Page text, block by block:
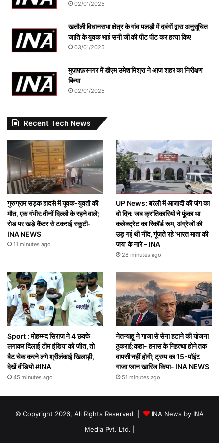
02/01/2025
खतौली विधानसभा क्षेत्र के गांव पलड़ी में दबंगों द्वारा अनुसूचित
जाति के युवक भाई सनी जी की पीट पीट कर हत्या किए
03/01/2025
मुज़फ़्फ़रनगर में डीएम उमेश मिश्रा ने आज शहर का निरीक्षण
किया
02/01/2025
Recent Tech News
गुरुग्राम सड़क हादसे में युवक-युवती की
मौत, एक गंभीर:तीनों दिल्ली के रहने वाले;
रोड पर खड़े कैंटर से टकराई स्कूटी-
INA NEWS
11 minutes ago
UP News: बरेली में आजादी की जंग का
वो दिन: जब क्रांतिकारियों ने फूंका था
कलेक्ट्रेट का रिकॉर्ड रूम, अंग्रेजों की
उड़ गई थी नींद, गूंजते रहे ‘भारत माता की
जय’ के नारे – INA
28 minutes ago
Sport : मोहम्मद सिराज ने 4 छक्के
लगाकर दिलाई टीम इंडिया को जीत, तो
बैट चेक करने लगे श्रीलंकाई खिलाड़ी,
देखें वीडियो #INA
45 minutes ago
नेतन्याहू ने गाजा से सेना हटाने की योजना
ठुकराई:कहा- हमास के निहत्था होने तक
वापसी नहीं होगी; ट्रम्प का 15-पॉइंट
गाजा प्लान खारिज किया- INA NEWS
51 minutes ago
© Copyright 2026, All Rights Reserved |
INA News by INA
Media Pvt. Ltd.